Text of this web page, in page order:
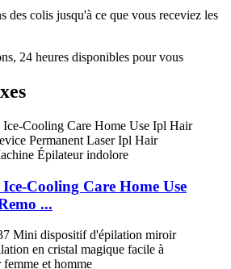
des colis jusqu'à ce que vous receviez les
24 heures disponibles pour vous
Cooling Care Home Use
...